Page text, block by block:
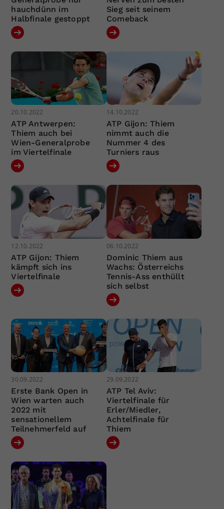
hauchdünn im
Halbfinale gestoppt
Sieg seit seinem
Comeback
20.10.2022
ATP Antwerpen:
Thiem auch bei
Wien-Generalprobe
im Viertelfinale
14.10.2022
ATP Gijon: Thiem
nimmt auch die
Nummer 4 des
Turniers raus
12.10.2022
ATP Gijon: Thiem
kämpft sich ins
Viertelfinale
06.10.2022
Dominic Thiem aus
Wachs: Österreichs
Tennis-Ass enthüllt
sich selbst
30.09.2022
Erste Bank Open in
Wien warten auch
2022 mit
sensationellem
Teilnehmerfeld auf
29.09.2022
ATP Tel Aviv:
Viertelfinale für
Erler/Miedler,
Achtelfinale für
Thiem